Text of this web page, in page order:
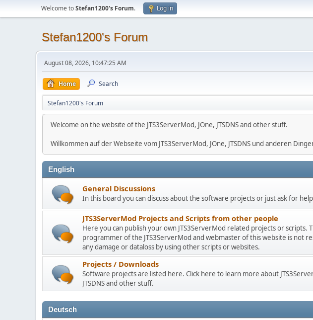
Welcome toStefan1200's Forum. Log in
Stefan1200's Forum
August 08, 2026, 10:47:25 AM
Home Search
Stefan1200's Forum
Welcome on the website of the JTS3ServerMod, JOne, JTSDNS and other stuff.
Willkommen auf der Webseite vom JTS3ServerMod, JOne, JTSDNS und anderen
English
General Discussions
In this board you can discuss about the software projects or just ask for
JTS3ServerMod Projects and Scripts from other people
Here you can publish your own JTS3ServerMod related projects or scripts.
programmer of the JTS3ServerMod and webmaster of this website is not
any damage or dataloss by using other scripts or websites.
Projects / Downloads
Software projects are listed here. Click here to learn more about
JTSDNS and other stuff.
Deutsch